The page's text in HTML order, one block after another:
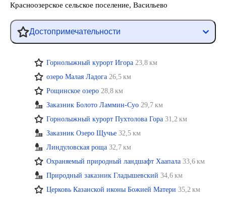
Красноозерское сельское поселение, Васильево
Достопримечательности
Горнолыжный курорт Игора 23,8 км
озеро Малая Ладога 26,5 км
Рощинское озеро 28,8 км
Заказник Болото Ламмин-Суо 29,7 км
Горнолыжный курорт Пухтолова Гора 31,2 км
Заказник Озеро Щучье 32,5 км
Линдуловская роща 32,7 км
Охраняемый природный ландшафт Хаапала 33,6 км
Природный заказник Гладышевский 34,6 км
Церковь Казанской иконы Божией Матери 35,2 км